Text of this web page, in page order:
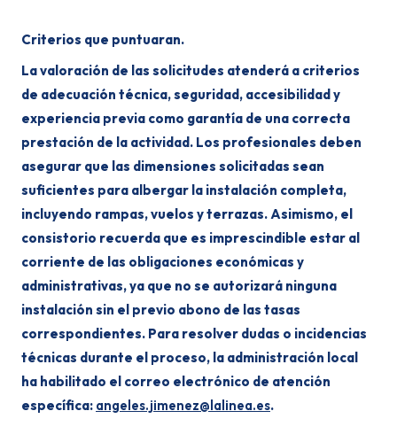
Criterios que puntuaran.
La valoración de las solicitudes atenderá a criterios
de adecuación técnica, seguridad, accesibilidad y
experiencia previa como garantía de una correcta
prestación de la actividad. Los profesionales deben
asegurar que las dimensiones solicitadas sean
suficientes para albergar la instalación completa,
incluyendo rampas, vuelos y terrazas. Asimismo, el
consistorio recuerda que es imprescindible estar al
corriente de las obligaciones económicas y
administrativas, ya que no se autorizará ninguna
instalación sin el previo abono de las tasas
correspondientes. Para resolver dudas o incidencias
técnicas durante el proceso, la administración local
ha habilitado el correo electrónico de atención
específica: angeles.jimenez@lalinea.es.